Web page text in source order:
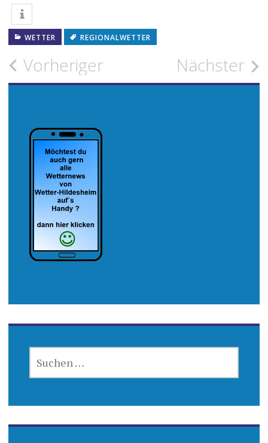
WETTER REGIONALWETTER
Beitragsnavigation
Vorheriger Nächster
NACH: